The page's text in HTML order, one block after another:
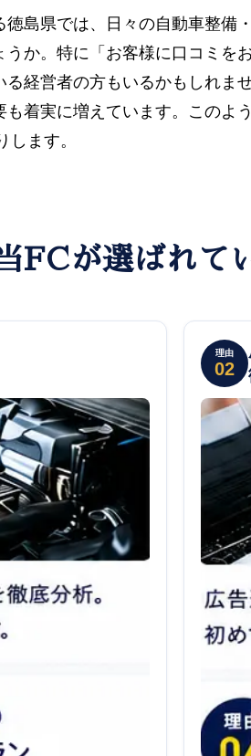
島県では、日々の自動車整
か。特に「お客様に口コミ
経営者の方もいるかもしれま
着実に増えています。このよ
ます。
FCが選ばれて
理由
02